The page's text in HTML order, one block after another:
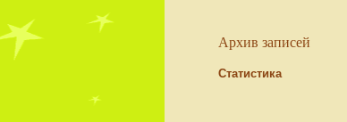
Архив записей
Статистика